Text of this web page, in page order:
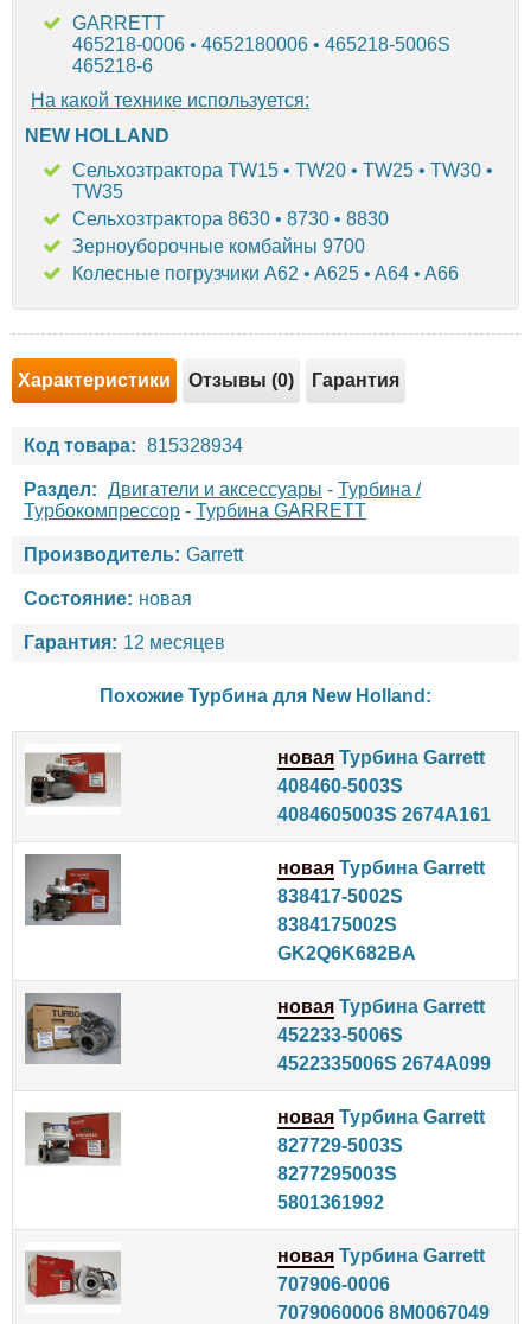
GARRETT
465218-0006 • 4652180006 • 465218-5006S
465218-6
На какой технике используется:
NEW HOLLAND
Сельхозтрактора TW15 • TW20 • TW25 • TW30 •
TW35
Сельхозтрактора 8630 • 8730 • 8830
Зерноуборочные комбайны 9700
Колесные погрузчики A62 • A625 • A64 • A66
Характеристики Отзывы (0) Гарантия
Код товара: 815328934
Раздел: Двигатели и аксессуары - Турбина /
Турбокомпрессор - Турбина GARRETT
Производитель: Garrett
Состояние: новая
Гарантия: 12 месяцев
Похожие Турбина для New Holland :
новая Турбина Garrett
408460-5003S
4084605003S 2674A161
новая Турбина Garrett
838417-5002S
8384175002S
GK2Q6K682BA
новая Турбина Garrett
452233-5006S
4522335006S 2674A099
новая Турбина Garrett
827729-5003S
8277295003S
5801361992
новая Турбина Garrett
707906-0006
7079060006 8M0067049